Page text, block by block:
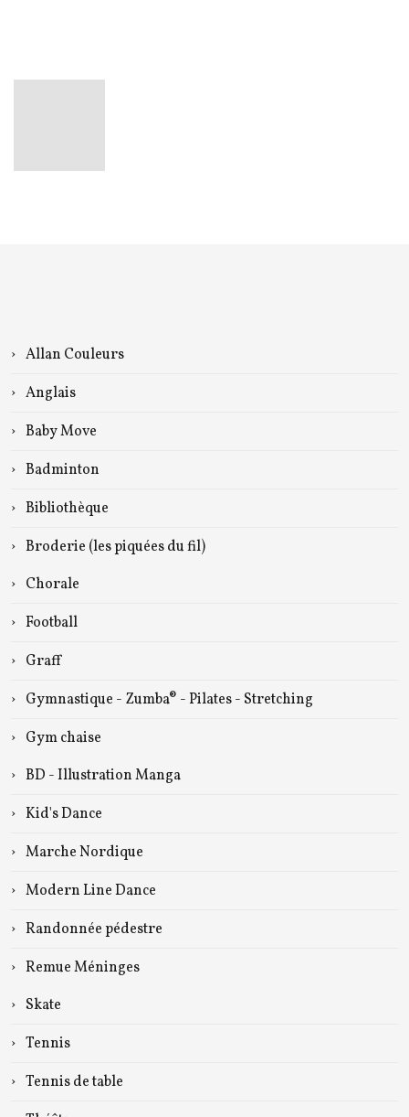
Allan Couleurs
Anglais
Baby Move
Badminton
Bibliothèque
Broderie (les piquées du fil)
Chorale
Football
Graff
Gymnastique - Zumba® - Pilates - Stretching
Gym chaise
BD - Illustration Manga
Kid's Dance
Marche Nordique
Modern Line Dance
Randonnée pédestre
Remue Méninges
Skate
Tennis
Tennis de table